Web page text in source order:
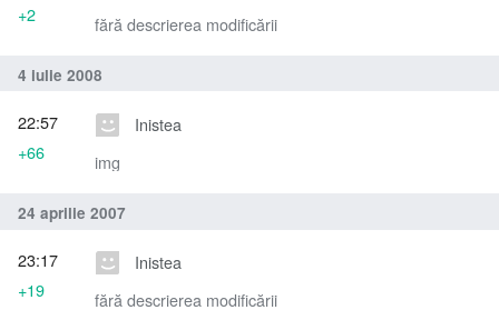
fără descrierea modificării
+2
4 iulie 2008
Inistea
img
22:57
+66
24 aprilie 2007
Inistea
fără descrierea modificării
23:17
+19